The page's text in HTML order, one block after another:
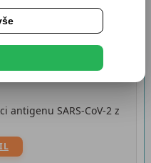
antigenu SARS-CoV-2 z